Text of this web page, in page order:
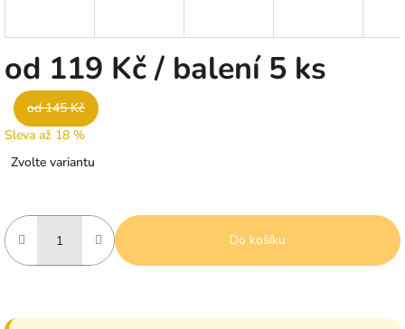
od 119 Kč/ balení 5 ks
od 145 Kč
Sleva až 18 %
cena:
Zvolte variantu
Do košíku